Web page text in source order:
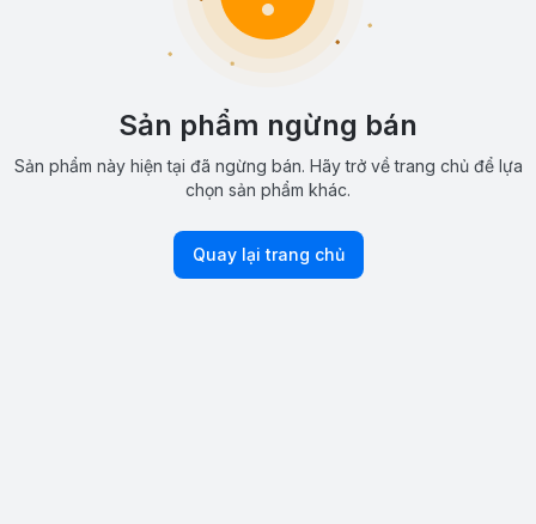
Sản phẩm ngừng bán
Sản phẩm này hiện tại đã ngừng bán. Hãy trở về trang chủ để lựa
chọn sản phẩm khác.
Quay lại trang chủ